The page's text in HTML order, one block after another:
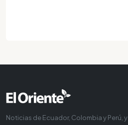
Noticias de Ecuador, Colombia y Perú, y